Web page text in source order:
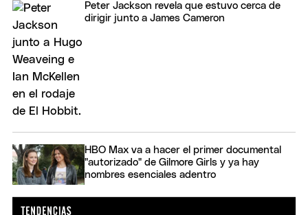
Peter Jackson revela que estuvo cerca de
dirigir junto a James Cameron
HBO Max va a hacer el primer documental
"autorizado" de Gilmore Girls y ya hay
nombres esenciales adentro